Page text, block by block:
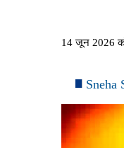
14 जून 2026 को
Sneha